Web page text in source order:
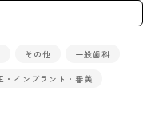
その他 一般歯科
・インプラント・審美